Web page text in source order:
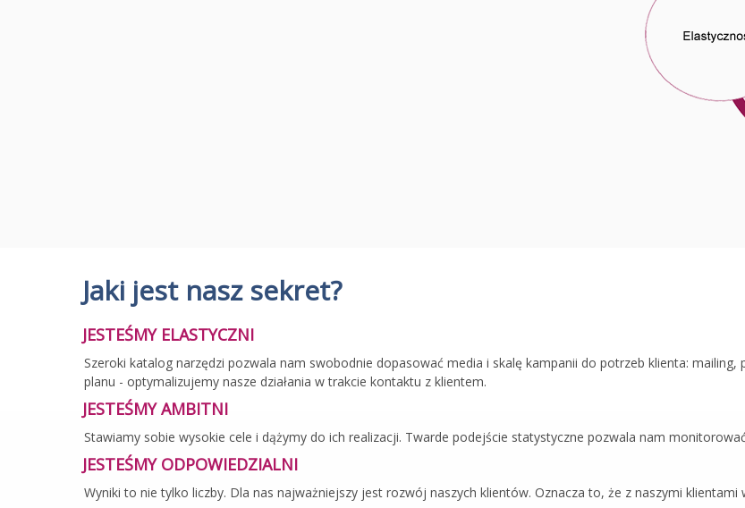
Jaki jest nasz sekret?
JESTEŚMY ELASTYCZNI
Szeroki katalog narzędzi pozwala nam swobodnie dopasować media i skalę kampanii do potrzeb klienta:
planu - optymalizujemy nasze działania w trakcie kontaktu z klientem.
JESTEŚMY AMBITNI
Stawiamy sobie wysokie cele i dążymy do ich realizacji. Twarde podejście statystyczne pozwala nam
JESTEŚMY ODPOWIEDZIALNI
Wyniki to nie tylko liczby. Dla nas najważniejszy jest rozwój naszych klientów. Oznacza to, że z naszymi